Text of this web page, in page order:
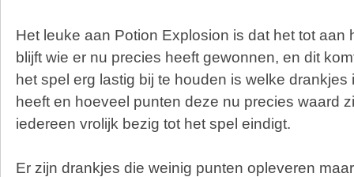
Het leuke aan Potion Explosion is dat het tot aan
blijft wie er nu precies heeft gewonnen, en dit
het spel erg lastig bij te houden is welke
heeft en hoeveel punten deze nu precies waard
iedereen vrolijk bezig tot het spel eindigt.
Er zijn drankjes die weinig punten opleveren